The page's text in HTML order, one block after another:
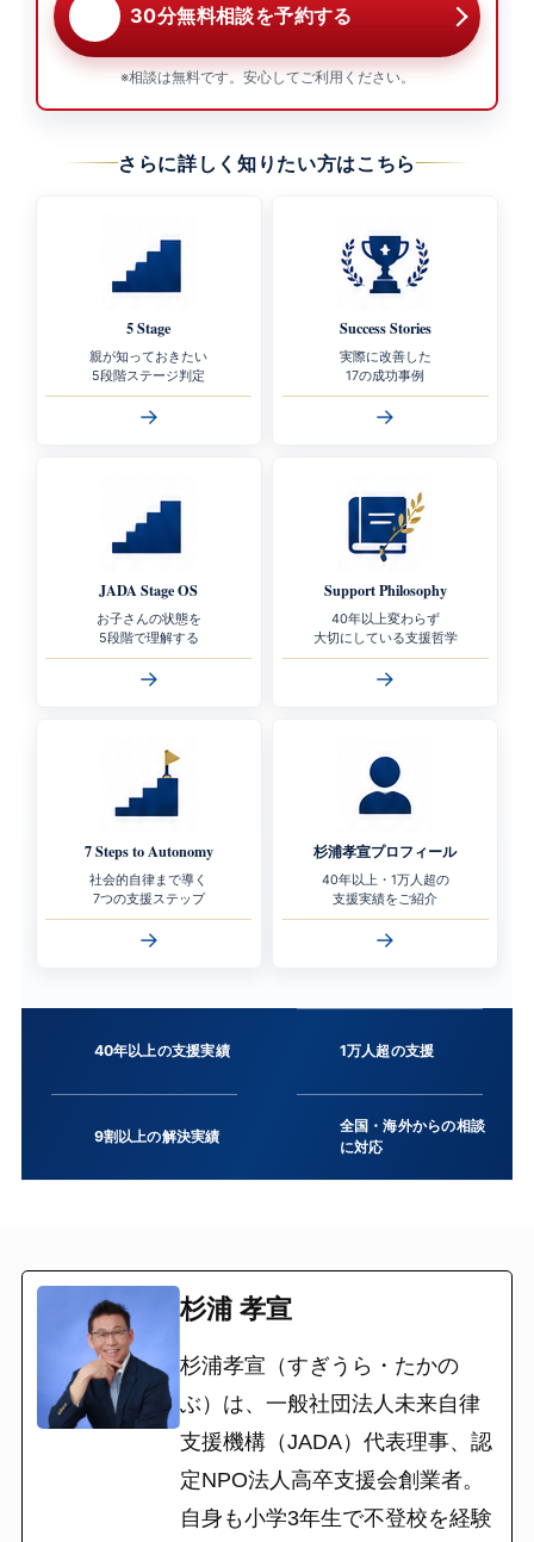
30分無料相談を予約する
※相談は無料です。安心してご利用ください。
さらに詳しく知りたい方はこちら
5 Stage
親が知っておきたい
5段階ステージ判定
→
Success Stories
実際に改善した
17の成功事例
→
JADA Stage OS
お子さんの状態を
5段階で理解する
→
Support Philosophy
40年以上変わらず
大切にしている支援哲学
→
7 Steps to Autonomy
社会的自律まで導く
7つの支援ステップ
→
杉浦孝宣プロフィール
40年以上・1万人超の
支援実績をご紹介
→
40年以上の支援実績 1万人超の支援
9割以上の解決実績
全国・海外からの相談
に対応
杉浦 孝宣
杉浦孝宣（すぎうら・たかの
ぶ）は、一般社団法人未来自律
支援機構（JADA）代表理事、認
定NPO法人高卒支援会創業者。
自身も小学3年生で不登校を経験